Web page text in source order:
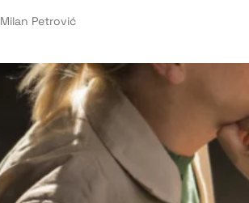
Milan Petrović